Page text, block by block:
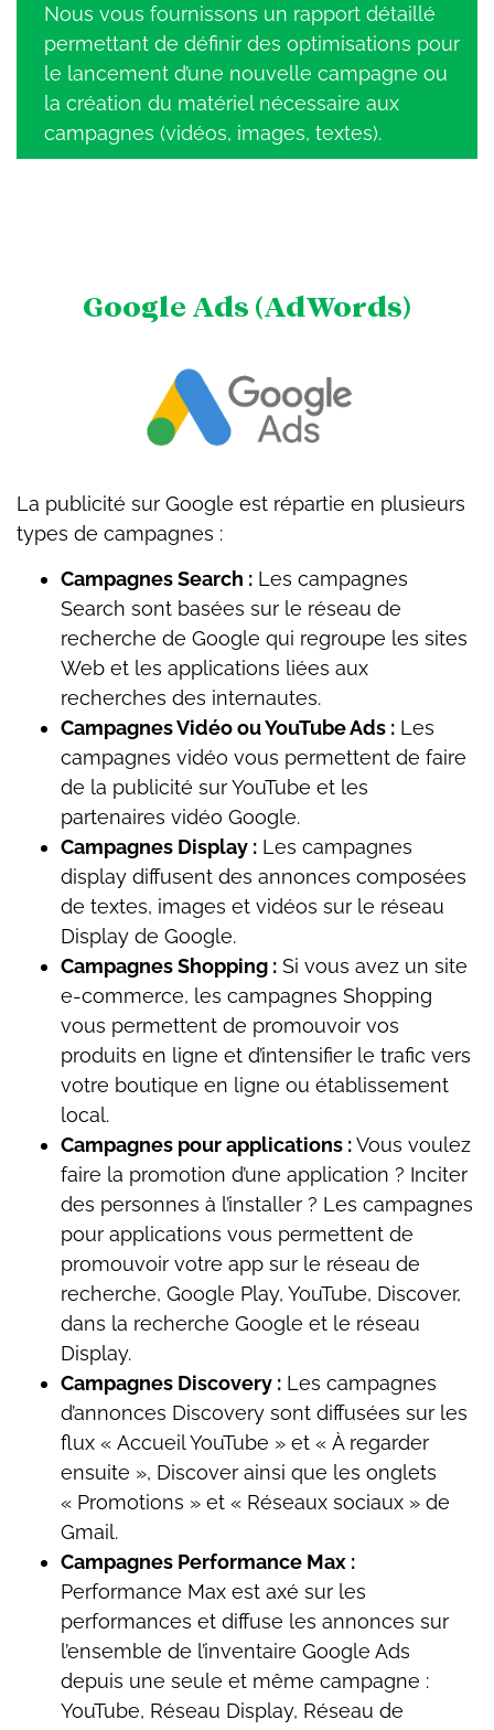
Nous vous fournissons un rapport détaillé
permettant de définir des optimisations pour
le lancement d’une nouvelle campagne ou
la création du matériel nécessaire aux
campagnes (vidéos, images, textes).
Google Ads (AdWords)
La publicité sur Google est répartie en plusieurs
types de campagnes :
Campagnes Search : Les campagnes
Search sont basées sur le réseau de
recherche de Google qui regroupe les sites
Web et les applications liées aux
recherches des internautes.
Campagnes Vidéo ou YouTube Ads : Les
campagnes vidéo vous permettent de faire
de la publicité sur YouTube et les
partenaires vidéo Google.
Campagnes Display : Les campagnes
display diffusent des annonces composées
de textes, images et vidéos sur le réseau
Display de Google.
Campagnes Shopping : Si vous avez un site
e-commerce, les campagnes Shopping
vous permettent de promouvoir vos
produits en ligne et d’intensifier le trafic vers
votre boutique en ligne ou établissement
local.
Campagnes pour applications :Vous voulez
faire la promotion d’une application ? Inciter
des personnes à l’installer ? Les campagnes
pour applications vous permettent de
promouvoir votre app sur le réseau de
recherche, Google Play, YouTube, Discover,
dans la recherche Google et le réseau
Display.
Campagnes Discovery : Les campagnes
d’annonces Discovery sont diffusées sur les
flux « Accueil YouTube » et « À regarder
ensuite », Discover ainsi que les onglets
« Promotions » et « Réseaux sociaux » de
Gmail.
Campagnes Performance Max :
Performance Max est axé sur les
performances et diffuse les annonces sur
l’ensemble de l’inventaire Google Ads
depuis une seule et même campagne :
YouTube, Réseau Display, Réseau de